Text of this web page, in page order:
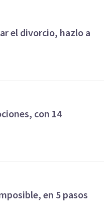
el divorcio, hazlo a
con 14
en 5 pasos